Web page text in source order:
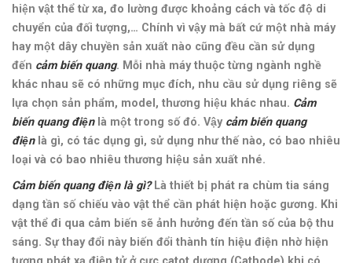
hiện vật thể từ xa, đo lường được khoảng cách và tốc độ di
chuyển của đối tượng,… Chính vì vậy mà bất cứ một nhà máy
hay một dây chuyền sản xuất nào cũng đều cần sử dụng
đến cảm biến quang. Mỗi nhà máy thuộc từng ngành nghề
khác nhau sẽ có những mục đích, nhu cầu sử dụng riêng sẽ
lựa chọn sản phẩm, model, thương hiệu khác nhau. Cảm
biến quang điệnlà một trong số đó. Vậy cảm biến quang
điệnlà gì, có tác dụng gì, sử dụng như thế nào, có bao nhiêu
loại và có bao nhiêu thương hiệu sản xuất nhé.
Cảm biến quang điện là gì?Là thiết bị phát ra chùm tia sáng
dạng tần số chiếu vào vật thể cần phát hiện hoặc gương. Khi
vật thể đi qua cảm biến sẽ ảnh hưởng đến tần số của bộ thu
sáng. Sự thay đổi này biến đổi thành tín hiệu điện nhờ hiện